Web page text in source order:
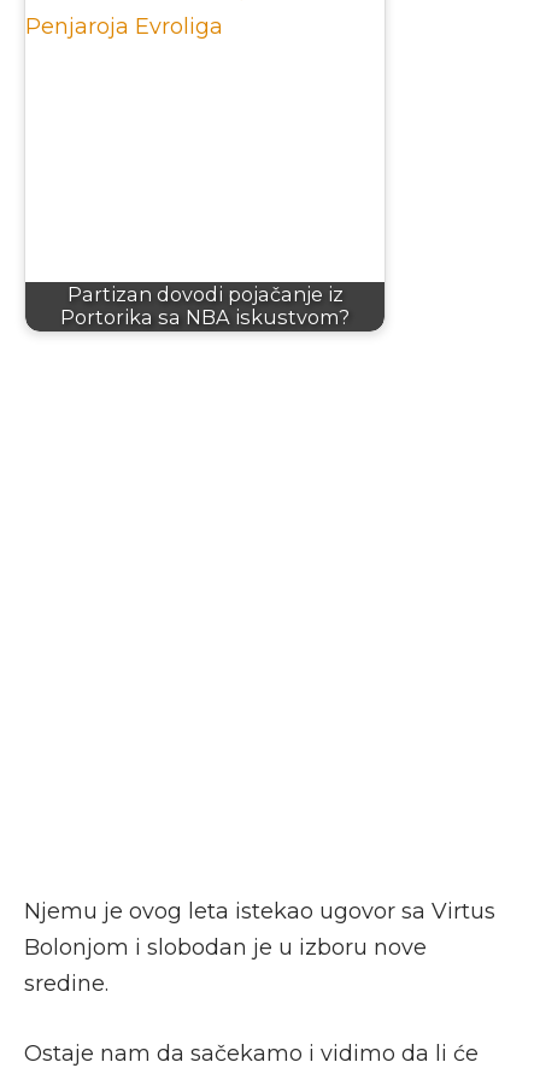
Partizan dovodi pojačanje iz
Portorika sa NBA iskustvom?
Njemu je ovog leta istekao ugovor sa Virtus
Bolonjom i slobodan je u izboru nove
sredine.
Ostaje nam da sačekamo i vidimo da li će